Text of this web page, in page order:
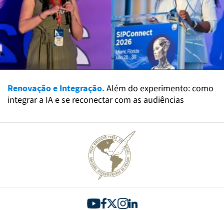
Renovação e Integração.Além do experimento: como
integrar a IA e se reconectar com as audiências